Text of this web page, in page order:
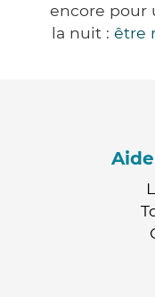
encore pour
la nuit : être